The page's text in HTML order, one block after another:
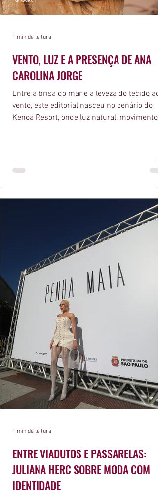
VENTO, LUZ E A PRESENÇA DE ANA
CAROLINA JORGE
Entre a brisa do mar e a leveza do tecido ao
vento, este editorial nasceu no cenário do
Kenoa Resort, onde luz natural, movimento e
bolsa da Malu Pires, em uma composição
algo de intemporal em vestir o vento e
que ele conduza a cena. Cada dobra do
cada reflexo dourado da luz sobre a pe
1 min de leitura
ENTRE VIADUTOS E PASSARELAS:
JULIANA HERC SOBRE MODA COM
IDENTIDADE
1 min de leitura